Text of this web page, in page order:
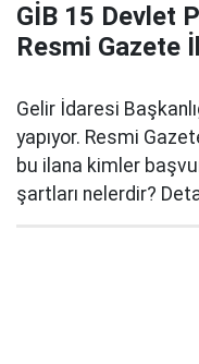
GİB 15 Devlet
Resmi Gazete
Gelir İdaresi
yapıyor. Resmi
bu ilana kimler
şartları nelerdir?